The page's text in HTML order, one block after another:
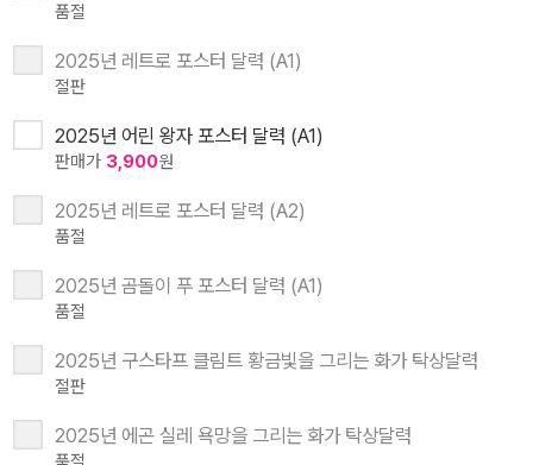
품절
2025년 레트로 포스터 달력 (A1)
절판
2025년 어린 왕자 포스터 달력 (A1)
판매가 3,900원
2025년 레트로 포스터 달력 (A2)
품절
2025년 곰돌이 푸 포스터 달력 (A1)
품절
2025년 구스타프 클림트 황금빛을 그리는 화가 탁상달력
절판
2025년 에곤 실레 욕망을 그리는 화가 탁상달력